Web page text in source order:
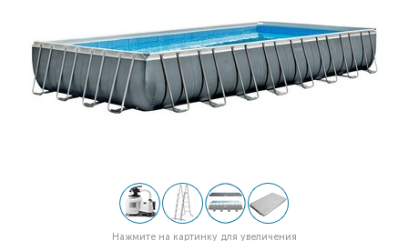
Нажмите на картинку для увеличения